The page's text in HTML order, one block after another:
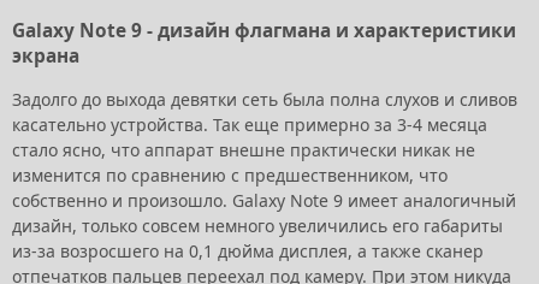
Galaxy Note 9 - дизайн флагмана и характеристики
экрана
Задолго до выхода девятки сеть была полна слухов и сливов
касательно устройства. Так еще примерно за 3-4 месяца
стало ясно, что аппарат внешне практически никак не
изменится по сравнению с предшественником, что
собственно и произошло. Galaxy Note 9 имеет аналогичный
дизайн, только совсем немного увеличились его габариты
из-за возросшего на 0,1 дюйма дисплея, а также сканер
отпечатков пальцев переехал под камеру. При этом никуда